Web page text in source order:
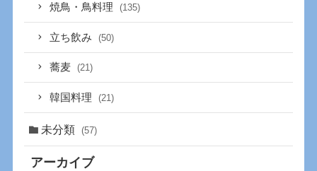
焼鳥・鳥料理 (135)
立ち飲み (50)
蕎麦 (21)
韓国料理 (21)
未分類 (57)
アーカイブ